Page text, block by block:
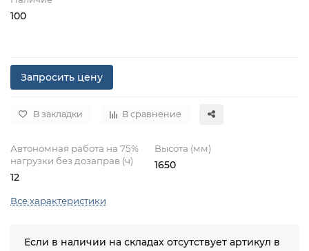
100
Запросить цену
В закладки В сравнение
Автономная работа на 75%
нагрузки без дозаправ (ч)
12
Высота (мм)
1650
Все характеристики
Если в наличии на складах отсутствует артикул в